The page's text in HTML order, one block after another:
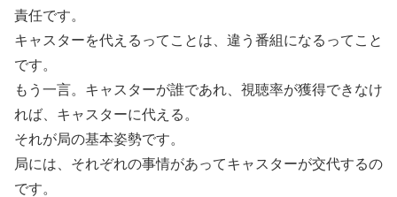
責任です。
キャスターを代えるってことは、違う番組になるってこと
です。
もう一言。キャスターが誰であれ、視聴率が獲得できなけ
れば、キャスターに代える。
それが局の基本姿勢です。
局には、それぞれの事情があってキャスターが交代するの
です。